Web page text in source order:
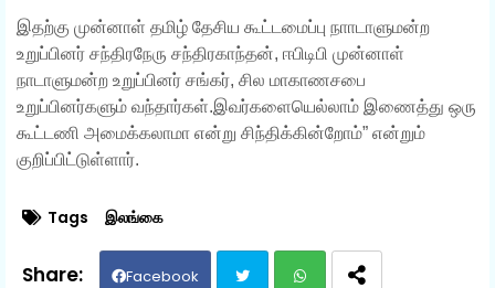
இதற்கு முன்னாள் தமிழ் தேசிய கூட்டமைப்பு நாாடாளுமன்ற
உறுப்பினர் சந்திரநேரு சந்திரகாந்தன், ஈபிடிபி முன்னாள்
நாடாளுமன்ற உறுப்பினர் சங்கர், சில மாகாணசபை
உறுப்பினர்களும் வந்தார்கள்.இவர்களையெல்லாம் இணைத்து ஒரு
கூட்டணி அமைக்கலாமா என்று சிந்திக்கின்றோம்” என்றும்
குறிப்பிட்டுள்ளார்.
Tags இலங்கை
Facebook